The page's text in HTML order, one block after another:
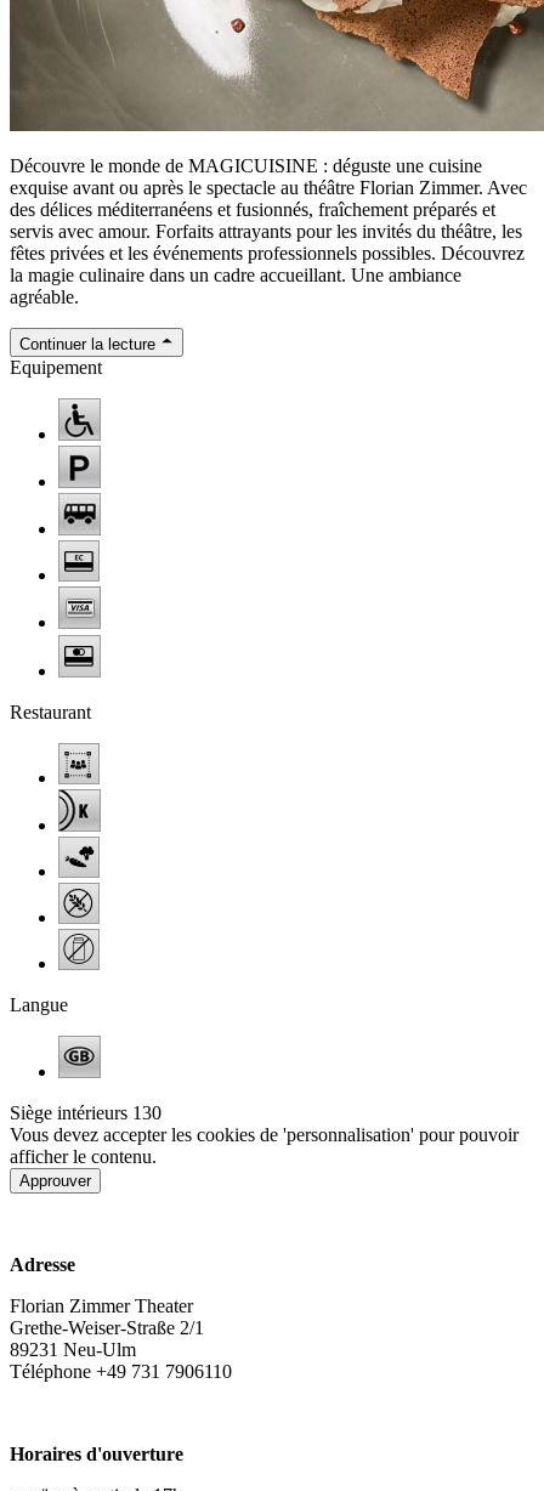
Découvre le monde de MAGICUISINE : déguste une cuisine
exquise avant ou après le spectacle au théâtre Florian Zimmer. Avec
des délices méditerranéens et fusionnés, fraîchement préparés et
servis avec amour. Forfaits attrayants pour les invités du théâtre, les
fêtes privées et les événements professionnels possibles. Découvrez
la magie culinaire dans un cadre accueillant. Une ambiance
agréable.
Continuer la lecture
Equipement
Restaurant
Langue
Siège intérieurs 130
Vous devez accepter les cookies de 'personnalisation' pour pouvoir
afficher le contenu.
Approuver
Adresse
Florian Zimmer Theater
Grethe-Weiser-Straße 2/1
89231 Neu-Ulm
Téléphone +49 731 7906110
Horaires d'ouverture